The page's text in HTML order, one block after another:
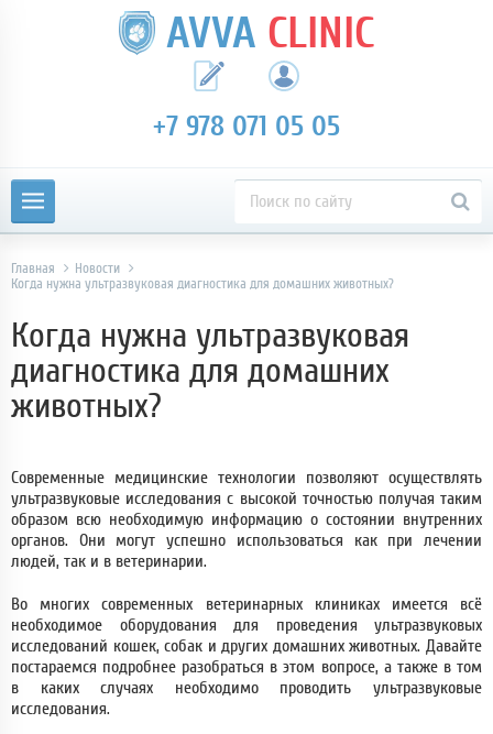
AVVA CLINIC
+7 978 071 05 05
Главная
Новости
Когда нужна ультразвуковая диагностика для домашних животных?
Когда нужна ультразвуковая
диагностика для домашних
животных?
Современные медицинские технологии позволяют осуществлять
ультразвуковые исследования с высокой точностью получая таким
образом всю необходимую информацию о состоянии внутренних
органов. Они могут успешно использоваться как при лечении
людей, так и в ветеринарии.
Во многих современных ветеринарных клиниках имеется всё
необходимое оборудования для проведения ультразвуковых
исследований кошек, собак и других домашних животных. Давайте
постараемся подробнее разобраться в этом вопросе, а также в том
в каких случаях необходимо проводить ультразвуковые
исследования.